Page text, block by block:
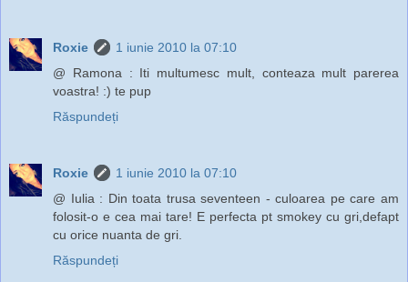
Roxie
1 iunie 2010 la 07:10
@ Ramona : Iti multumesc mult, conteaza mult parerea
voastra! :) te pup
Răspundeți
Roxie
1 iunie 2010 la 07:10
@ Iulia : Din toata trusa seventeen - culoarea pe care am
folosit-o e cea mai tare! E perfecta pt smokey cu gri,defapt
cu orice nuanta de gri.
Răspundeți